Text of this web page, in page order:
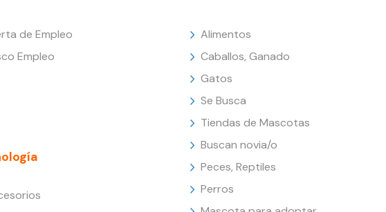
de Empleo
Empleo
Alimentos
Caballos, Ganado
Gatos
Se Busca
Tiendas de Mascotas
Buscan novia/o
Peces, Reptiles
Perros